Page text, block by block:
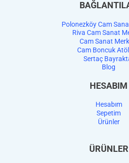
Polonezköy Cam
Riva Cam Sanat
Cam Sanat
Cam Boncuk
Sertaç
Blog
HESABIM
Hesabım
Sepetim
Ürünler
ÜRÜNLER